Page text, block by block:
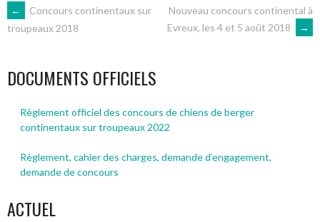
NAVIGATION
ARTICLES
←
Concours continentaux sur
troupeaux 2018
Nouveau concours continental à
Evreux, les 4 et 5 août 2018
→
DOCUMENTS OFFICIELS
Règlement officiel des concours de chiens de berger
continentaux sur troupeaux 2022
Règlement, cahier des charges, demande d’engagement,
demande de concours
ACTUEL